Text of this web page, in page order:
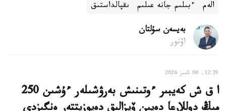
الەم ءبىلىم جانە عىلىم ىقپالداستىق
بەيسەن سۇلتان
اۆتور
12:39, 06 تامىز 2026
ا ق ش كەيبىر ءوتىنىش بەرۋشىلەر ءۇشىن 250